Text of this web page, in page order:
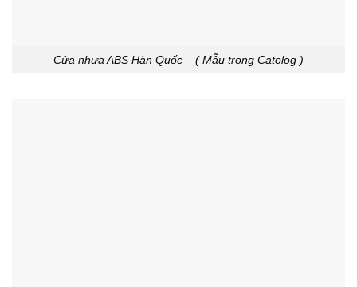
Cửa nhựa ABS Hàn Quốc – ( Mẫu trong Catolog )